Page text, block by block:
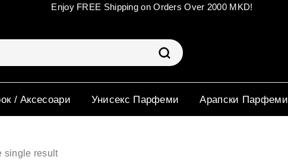
Enjoy FREE Shipping on Orders Over 2000 MKD!
/ Аксесоари Унисекс Парфеми Арапски Парфеми
single result